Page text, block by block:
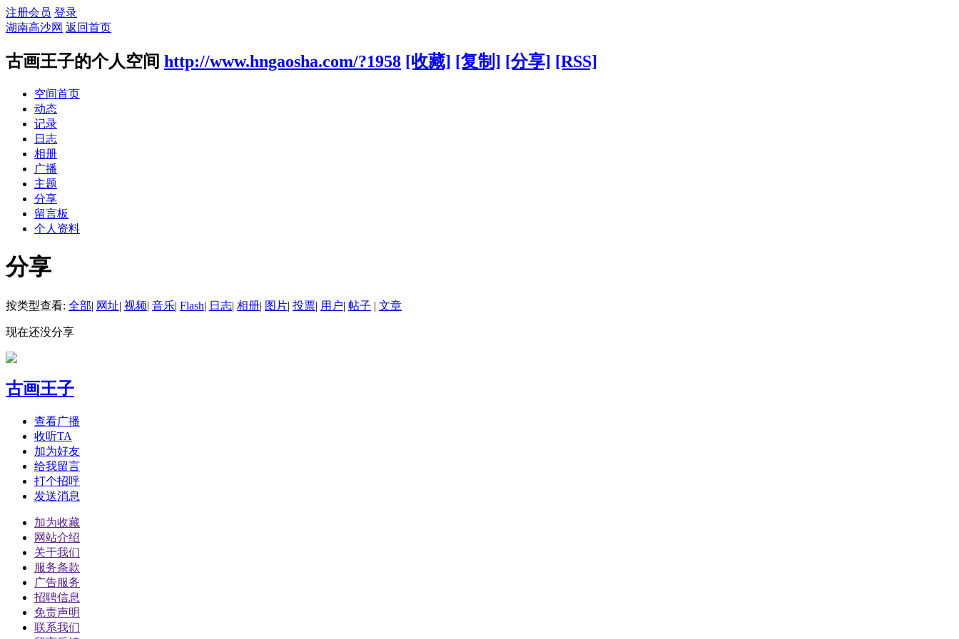
注册会员 登录
湖南高沙网 返回首页
古画王子的个人空间 http://www.hngaosha.com/?1958 [收藏] [复制] [分享] [RSS]
空间首页
动态
记录
日志
相册
广播
主题
分享
留言板
个人资料
分享
按类型查看: 全部| 网址| 视频| 音乐| Flash| 日志| 相册| 图片| 投票| 用户| 帖子 | 文章
现在还没分享
古画王子
查看广播
收听TA
加为好友
给我留言
打个招呼
发送消息
加为收藏
网站介绍
关于我们
服务条款
广告服务
招聘信息
免责声明
联系我们